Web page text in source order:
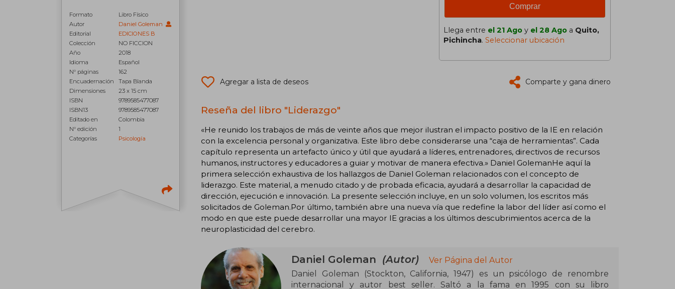
Formato
Libro Físico
Autor
Daniel Goleman
Editorial
EDICIONES B
Colección
NO FICCION
Año
2018
Idioma
Español
N° páginas
162
Encuadernación
Tapa Blanda
Dimensiones
23 x 15 cm
ISBN
9789585477087
ISBN13
9789585477087
Editado en
Colombia
N° edición
1
Categorías
Psicología
Comprar
Llega entre el 21 Ago y el 28 Ago a Quito,
Pichincha. Seleccionar ubicación
Agregar a lista de deseos Comparte y gana dinero
Reseña del libro "Liderazgo"
«He reunido los trabajos de más de veinte años que mejor ilustran el impacto positivo de la IE en relación
con la excelencia personal y organizativa. Este libro debe considerarse una “caja de herramientas”. Cada
capítulo representa un artefacto único y útil que ayudará a líderes, entrenadores, directivos de recursos
humanos, instructores y educadores a guiar y motivar de manera efectiva.» Daniel GolemanHe aquí la
primera selección exhaustiva de los hallazgos de Daniel Goleman relacionados con el concepto de
liderazgo. Este material, a menudo citado y de probada eficacia, ayudará a desarrollar la capacidad de
dirección, ejecución e innovación. La presente selección incluye, en un solo volumen, los escritos más
solicitados de Goleman.Por último, también abre una nueva vía que redefine la labor del líder así como el
modo en que este puede desarrollar una mayor IE gracias a los últimos descubrimientos acerca de la
neuroplasticidad del cerebro.
Daniel Goleman (Autor)
Ver Página del Autor
Daniel Goleman (Stockton, California, 1947) es un psicólogo de renombre
internacional y autor best seller. Saltó a la fama en 1995 con su libro